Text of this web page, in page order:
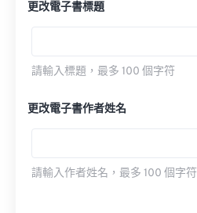
更改電子書標題
請輸入標題，最多 100 個字符
更改電子書作者姓名
請輸入作者姓名，最多 100 個字符